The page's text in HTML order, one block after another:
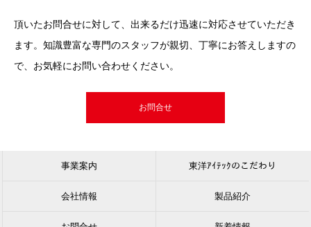
頂いたお問合せに対して、出来るだけ迅速に対応させていただき
ます。知識豊富な専門のスタッフが親切、丁寧にお答えしますの
で、お気軽にお問い合わせください。
お問合せ
事業案内 東洋ｱｲﾃｯｸのこだわり
会社情報 製品紹介